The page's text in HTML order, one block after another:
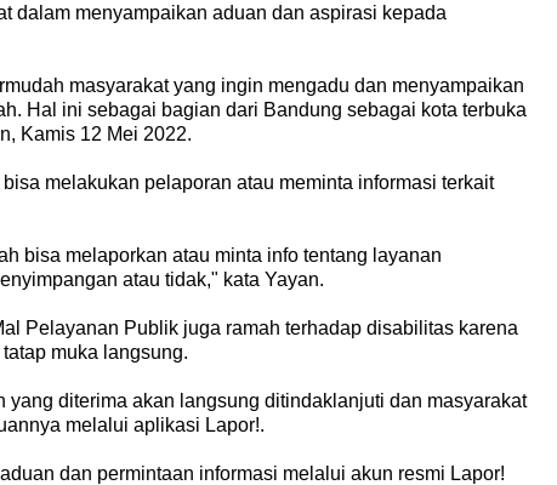
dalam menyampaikan aduan dan aspirasi kepada
masyarakat yang ingin mengadu dan menyampaikan
Hal ini sebagai bagian dari Bandung sebagai kota terbuka
Kamis 12 Mei 2022.
melakukan pelaporan atau meminta informasi terkait
bisa melaporkan atau minta info tentang layanan
atau tidak," kata Yayan.
Pelayanan Publik juga ramah terhadap disabilitas karena
muka langsung.
yang diterima akan langsung ditindaklanjuti dan masyarakat
melalui aplikasi Lapor!.
dan permintaan informasi melalui akun resmi Lapor!